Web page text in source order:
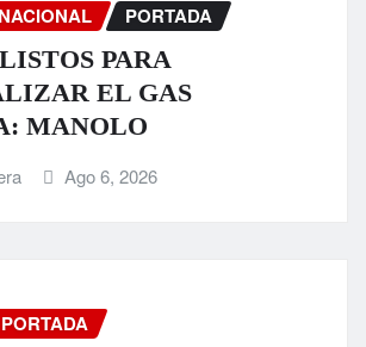
NACIONAL PORTADA
PARA
EL GAS
MANOLO
Ago 6, 2026
PORTADA